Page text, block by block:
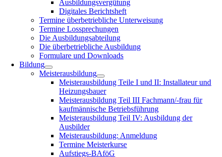
Ausbildungsvergütung
Digitales Berichtsheft
Termine überbetriebliche Unterweisung
Termine Lossprechungen
Die Ausbildungsabteilung
Die überbetriebliche Ausbildung
Formulare und Downloads
Bildung
Meisterausbildung
Meisterausbildung Teile I und II: Installateur und
Heizungsbauer
Meisterausbildung Teil III Fachmann/-frau für
kaufmännische Betriebsführung
Meisterausbildung Teil IV: Ausbildung der
Ausbilder
Meisterausbildung: Anmeldung
Termine Meisterkurse
Aufstiegs-BAföG